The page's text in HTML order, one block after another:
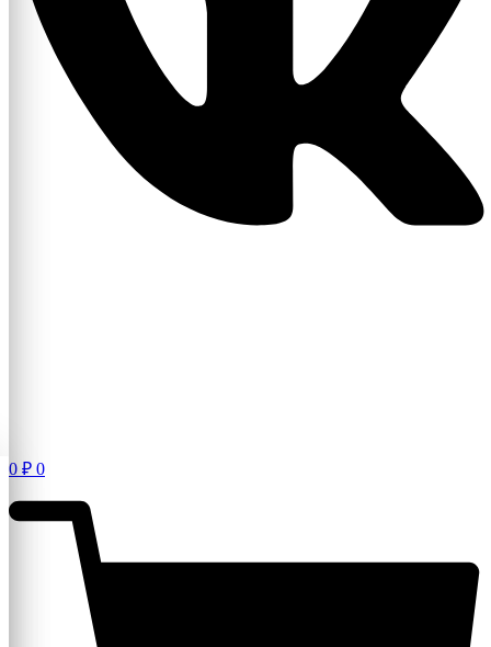
0 ₽ 0